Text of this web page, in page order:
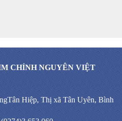
CHÍNH NGUYÊN VIỆT
Hiệp, Thị xã Tân Uyên, Bình